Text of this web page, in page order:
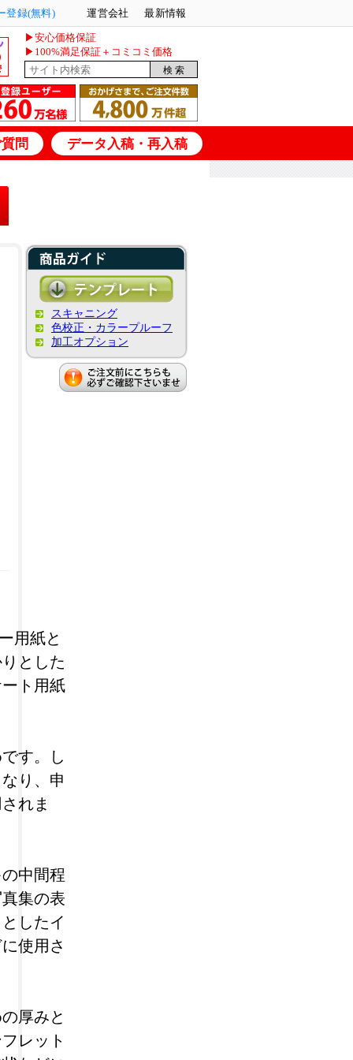
登録(無料) 運営会社 最新情報
▶安心価格保証
▶100%満足保証＋コミコミ価格
問 データ入稿・再入稿
用紙と
とした
ト用紙
す。し
り、申
れま
中間程
集の表
したイ
使用さ
厚みと
レット
スキャニング
色校正・カラープルーフ
加工オプション